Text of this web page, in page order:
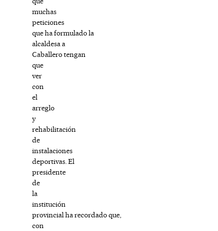
muchas
peticiones
que ha formulado la
alcaldesa a
Caballero tengan
que
ver
con
el
arreglo
y
rehabilitación
de
instalaciones
deportivas. El
presidente
de
la
institución
provincial ha recordado que,
con